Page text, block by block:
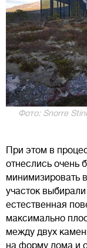
Фото: Snorre
При этом в
отнеслись очень
минимизировать
участок
естественная
максимально
между двух
на форму дома и